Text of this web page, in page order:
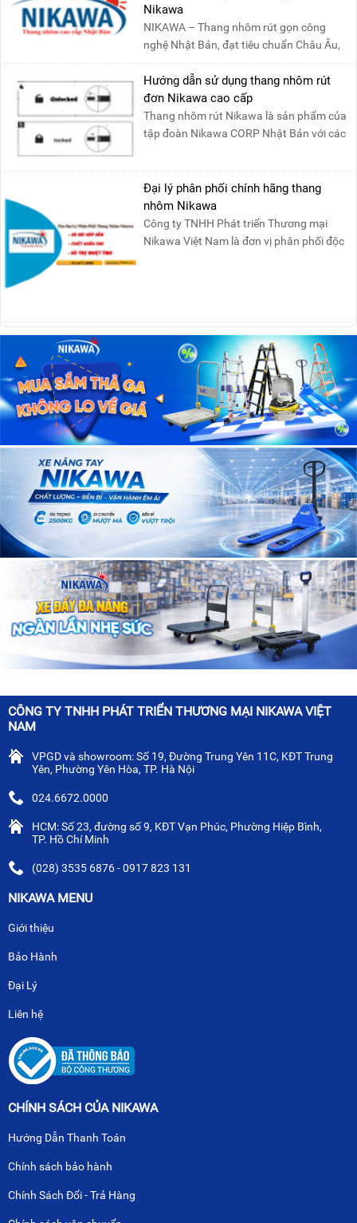
Nikawa
NIKAWA – Thang nhôm rút gọn công
nghệ Nhật Bản, đạt tiêu chuẩn Châu Âu,
đảm bảo sự an toàn tuy....
Hướng dẫn sử dụng thang nhôm rút
đơn Nikawa cao cấp
Thang nhôm rút Nikawa là sản phẩm của
tập đoàn Nikawa CORP Nhật Bản với các
Đại lý phân phối chính hãng thang
nhôm Nikawa
Công ty TNHH Phát triển Thương mại
Nikawa Việt Nam là đơn vị phân phối độc
CÔNG TY TNHH PHÁT TRIỂN THƯƠNG MẠI NIKAWA VIỆT
NAM
VPGD và showroom: Số 19, Đường Trung Yên 11C, KĐT Trung
Yên, Phường Yên Hòa, TP. Hà Nội
024.6672.0000
HCM: Số 23, đường số 9, KĐT Vạn Phúc, Phường Hiệp Bình,
TP. Hồ Chí Minh
(028) 3535 6876 - 0917 823 131
NIKAWA MENU
Giới thiệu
Bảo Hành
Đại Lý
Liên hệ
CHÍNH SÁCH CỦA NIKAWA
Hướng Dẫn Thanh Toán
Chính sách bảo hành
Chính Sách Đổi - Trả Hàng